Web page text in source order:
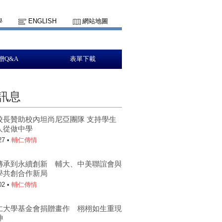
ENGLISH 網站地圖
Q&A 表單下載
息
長贊助校內坦尚尼亞團隊 支持學生
從做中學
• 輔仁傳情
承到永續創新 輔大、中美聯誼會與
共創合作新局
• 輔仁傳情
大學基金會捐贈畫作 栩栩如生重現